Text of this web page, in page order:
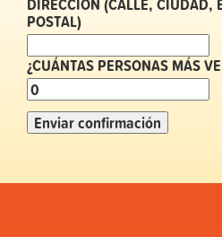
POSTAL)
¿CUÁNTAS PERSONAS MÁS